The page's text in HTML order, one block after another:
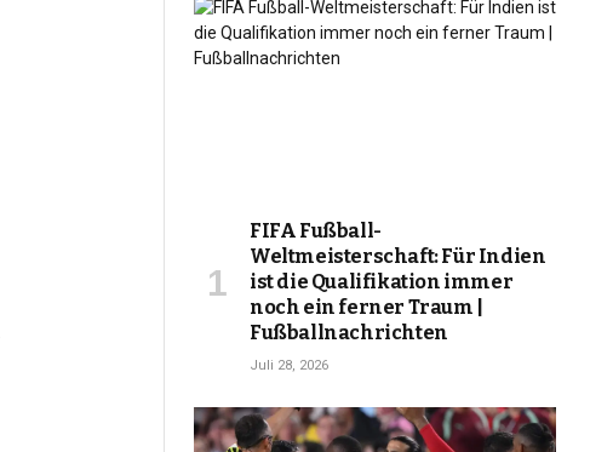
FIFA Fußball-
Weltmeisterschaft: Für Indien
ist die Qualifikation immer
noch ein ferner Traum |
Fußballnachrichten
Juli 28, 2026